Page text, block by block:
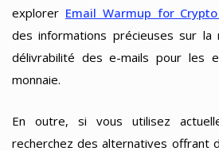
explorer Email Warmup for
des informations précieuses sur la
délivrabilité des e-mails pour les
monnaie.
En outre, si vous utilisez
recherchez des alternatives offrant